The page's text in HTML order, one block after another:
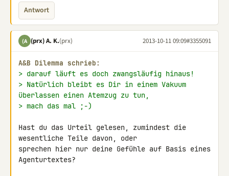
Antwort
(A (prx) A. K.(prx) 2013-10-11 09:09#3355091
A&B Dilemma schrieb:
> darauf läuft es doch zwangsläufig hinaus!
> Natürlich bleibt es Dir in einem Vakuum
überlassen einen Atemzug zu tun,
> mach das mal ;-)
Hast du das Urteil gelesen, zumindest die
wesentliche Teile davon, oder
sprechen hier nur deine Gefühle auf Basis eines
Agenturtextes?